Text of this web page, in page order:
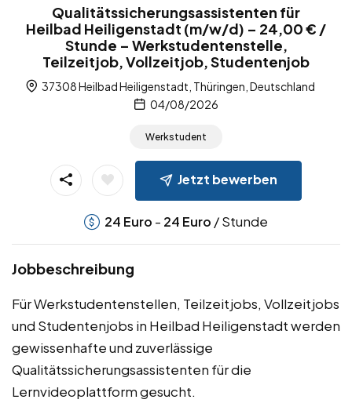
Qualitätssicherungsassistenten für
Heilbad Heiligenstadt (m/w/d) – 24,00 € /
Stunde – Werkstudentenstelle,
Teilzeitjob, Vollzeitjob, Studentenjob
37308 Heilbad Heiligenstadt, Thüringen, Deutschland
04/08/2026
Werkstudent
Jetzt bewerben
24 Euro - 24 Euro / Stunde
Jobbeschreibung
Für Werkstudentenstellen, Teilzeitjobs, Vollzeitjobs
und Studentenjobs in Heilbad Heiligenstadt werden
gewissenhafte und zuverlässige
Qualitätssicherungsassistenten für die
Lernvideoplattform gesucht.